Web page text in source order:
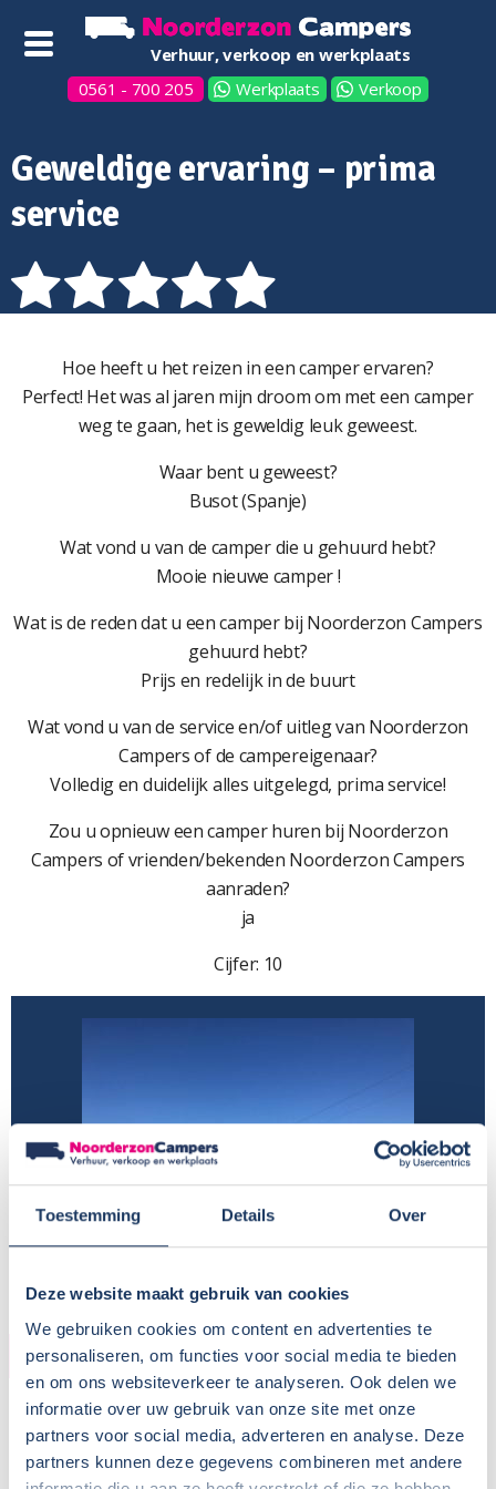
Toestemming Details Over
Deze website maakt gebruik van cookies
We gebruiken cookies om content en advertenties te
personaliseren, om functies voor social media te bieden
en om ons websiteverkeer te analyseren. Ook delen we
informatie over uw gebruik van onze site met onze
partners voor social media, adverteren en analyse. Deze
partners kunnen deze gegevens combineren met andere
Verhuur, verkoop en werkplaats
0561 - 700 205
Werkplaats Verkoop
Geweldige ervaring – prima
service
Hoe heeft u het reizen in een camper ervaren?
Perfect! Het was al jaren mijn droom om met een camper
weg te gaan, het is geweldig leuk geweest.
Waar bent u geweest?
Busot (Spanje)
Wat vond u van de camper die u gehuurd hebt?
Mooie nieuwe camper !
Wat is de reden dat u een camper bij Noorderzon Campers
gehuurd hebt?
Prijs en redelijk in de buurt
Wat vond u van de service en/of uitleg van Noorderzon
Campers of de campereigenaar?
Volledig en duidelijk alles uitgelegd, prima service!
Zou u opnieuw een camper huren bij Noorderzon
Campers of vrienden/bekenden Noorderzon Campers
aanraden?
ja
Cijfer: 10
HUURDER
Naam:
Irene van den Berg
Plaats / Provincie: Alkmaar
Periode:
Voorjaar 2019